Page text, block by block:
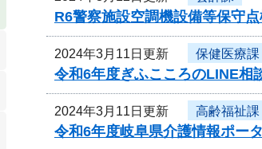
R6警察施設空調機設備等保守
2024年3月11日更新 保健医療課
令和6年度ぎふこころのLINE相
2024年3月11日更新 高齢福祉課
令和6年度岐阜県介護情報ポー